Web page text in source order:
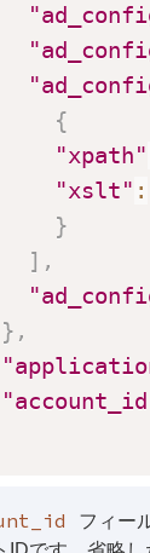
{
"xpath"
"xslt" :
}
] ,
} ,
フィー